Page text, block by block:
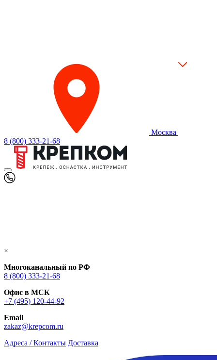
Москва
8 (800) 333-21-68
×
Многоканальный по РФ
8 (800) 333‑21-68
Офис в МСК
+7 (495) 120-44-92
Email
zakaz@krepcom.ru
Адреса / Контакты Доставка